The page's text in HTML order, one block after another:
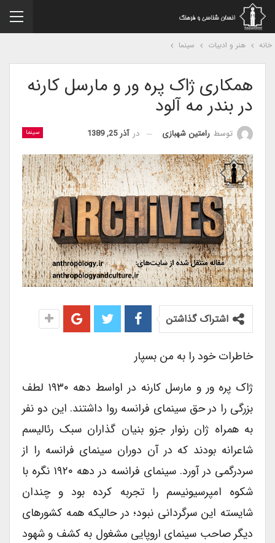
هنر و ادبیات سینما
همکاری ژاک پره ور و مارسل کارنه
در بندر مه آلود
سینما توسطرامتین شهبازی درآذر 25, 1389
اشتراک گذاشتن
خاطرات خود را به من بسپار
ژاک پره ور و مارسل کارنه در اواسط دهه ۱۹۳۰ لطف
بزرگی را در حق سینمای فرانسه روا داشتند. این دو نفر
به همراه ژان رنوار جزو بنیان گذاران سبک رئالیسم
شاعرانه بودند که در آن دوران سینمای فرانسه را از
سردرگمی در آورد. سینمای فرانسه در دهه ۱۹۲۰ نگره با
شکوه امپرسیونیسم را تجربه کرده بود و چندان
شایسته این سرگردانی نبود؛ در حالیکه همه کشورهای
دیگر صاحب سینمای اروپایی مشغول به کشف و شهود